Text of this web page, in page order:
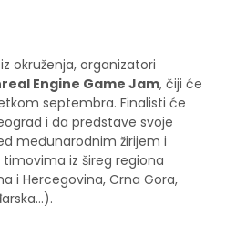
okruženja, organizatori
Engine Game Jam, čiji će
septembra. Finalisti će
i da predstave svoje
međunarodnim žirijem i
iz šireg regiona
i Hercegovina, Crna Gora,